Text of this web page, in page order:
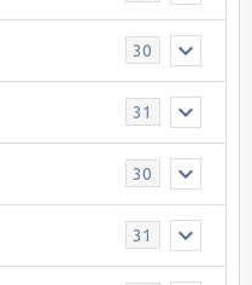
30
31
30
31